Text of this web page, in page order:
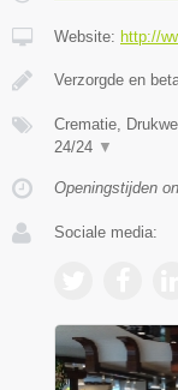
Website: http://
Verzorgde en
Crematie,
24/24 ▼
Openingstijden
Sociale media: